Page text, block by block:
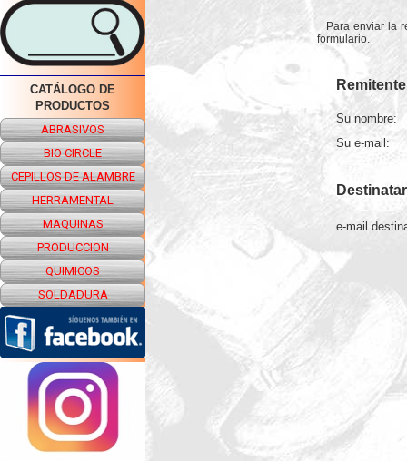
CATÁLOGO DE
PRODUCTOS
ABRASIVOS
BIO CIRCLE
CEPILLOS DE ALAMBRE
HERRAMENTAL
MAQUINAS
PRODUCCION
QUIMICOS
SOLDADURA
e-mail
Su nombre:
Su e-mail:
Para enviar la
formulario.